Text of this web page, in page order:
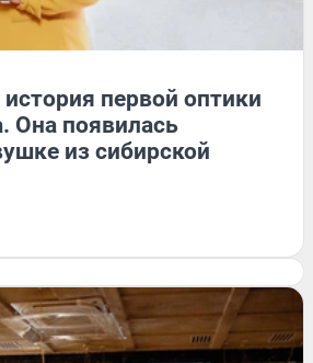
первой оптики
Она появилась
из сибирской